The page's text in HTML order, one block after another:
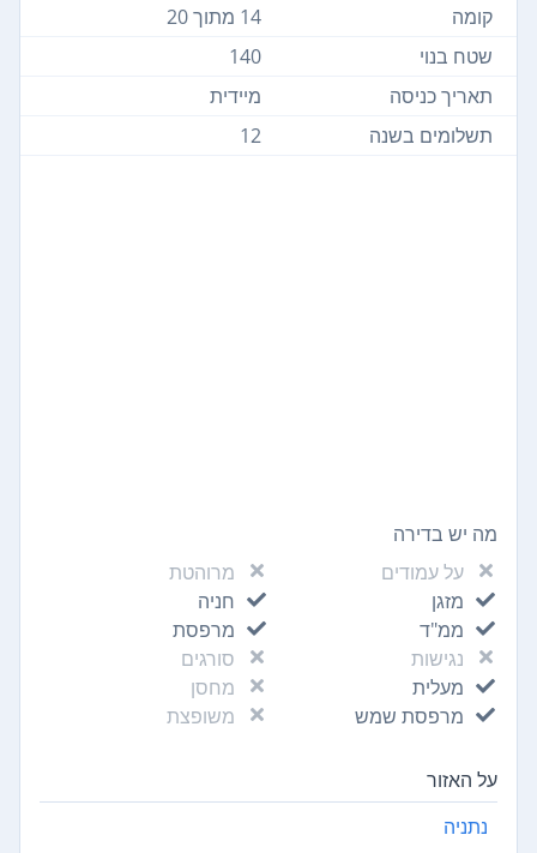
קומה
14 מתוך 20
שטח בנוי
140
תאריך כניסה
מיידית
תשלומים בשנה
12
מה יש בדירה
על עמודים
מרוהטת
מזגן
חניה
ממ"ד
מרפסת
נגישות
סורגים
מעלית
מחסן
מרפסת שמש
משופצת
על האזור
נתניה